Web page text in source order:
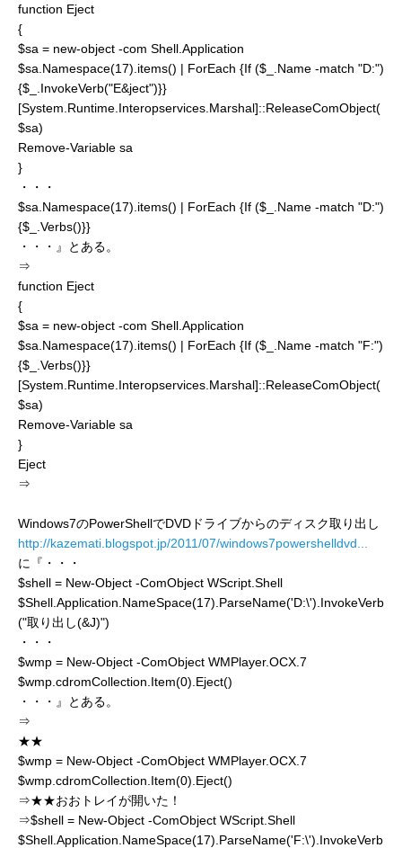
function Eject
{
$sa = new-object -com Shell.Application
$sa.Namespace(17).items() | ForEach {If ($_.Name -match "D:")
{$_.InvokeVerb("E&ject")}}
[System.Runtime.Interopservices.Marshal]::ReleaseComObject(
$sa)
Remove-Variable sa
}
・・・
$sa.Namespace(17).items() | ForEach {If ($_.Name -match "D:")
{$_.Verbs()}}
・・・』とある。
⇒
function Eject
{
$sa = new-object -com Shell.Application
$sa.Namespace(17).items() | ForEach {If ($_.Name -match "F:")
{$_.Verbs()}}
[System.Runtime.Interopservices.Marshal]::ReleaseComObject(
$sa)
Remove-Variable sa
}
Eject
⇒
Windows7のPowerShellでDVDドライブからのディスク取り出し
http://kazemati.blogspot.jp/2011/07/windows7powershelldvd...
に『・・・
$shell = New-Object -ComObject WScript.Shell
$Shell.Application.NameSpace(17).ParseName('D:\').InvokeVerb
("取り出し(&J)")
・・・
$wmp = New-Object -ComObject WMPlayer.OCX.7
$wmp.cdromCollection.Item(0).Eject()
・・・』とある。
⇒
★★
$wmp = New-Object -ComObject WMPlayer.OCX.7
$wmp.cdromCollection.Item(0).Eject()
⇒★★おおトレイが開いた！
⇒$shell = New-Object -ComObject WScript.Shell
$Shell.Application.NameSpace(17).ParseName('F:\').InvokeVerb